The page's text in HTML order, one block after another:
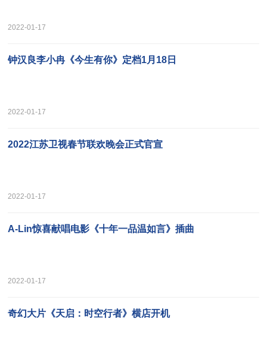
2022-01-17
钟汉良李小冉《今生有你》定档1月18日
2022-01-17
2022江苏卫视春节联欢晚会正式官宣
2022-01-17
A-Lin惊喜献唱电影《十年一品温如言》插曲
2022-01-17
奇幻大片《天启：时空行者》横店开机